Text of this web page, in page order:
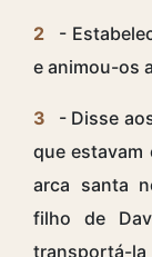
2
-
e animou-os
3
- Disse
que estavam
arca santa
filho de
transportá-